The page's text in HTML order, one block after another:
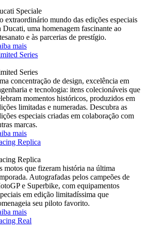
Speciale
extraordinário mundo das edições especiais
Ducati, uma homenagem fascinante ao
e às parcerias de prestígio.
mais
Series
Series
concentração de design, excelência em
e tecnologia: itens colecionáveis ​​que
momentos históricos, produzidos em
limitadas e numeradas. Descubra as
especiais criadas em colaboração com
marcas.
mais
Replica
Replica
motos que fizeram história na última
Autografadas pelos campeões de
e Superbike, com equipamentos
em edição limitadíssima que
seu piloto favorito.
mais
Real